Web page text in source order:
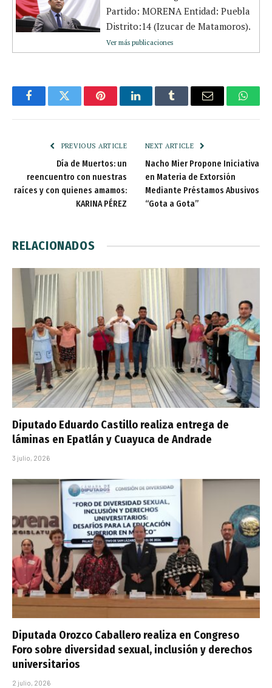
Partido: MORENA Entidad: Puebla
Distrito:14 (Izucar de Matamoros).
Ver más publicaciones
FacebookTwitter PinterestLinkedInTumblr Email
PREVIOUS ARTICLE
Día de Muertos: un
reencuentro con nuestras
raíces y con quienes amamos:
KARINA PÉREZ
NEXT ARTICLE
Nacho Mier Propone Iniciativa
en Materia de Extorsión
Mediante Préstamos Abusivos
“Gota a Gota”
RELACIONADOS
Diputado Eduardo Castillo realiza entrega de
láminas en Epatlán y Cuayuca de Andrade
3 julio, 2026
Diputada Orozco Caballero realiza en Congreso
Foro sobre diversidad sexual, inclusión y derechos
universitarios
2 julio, 2026